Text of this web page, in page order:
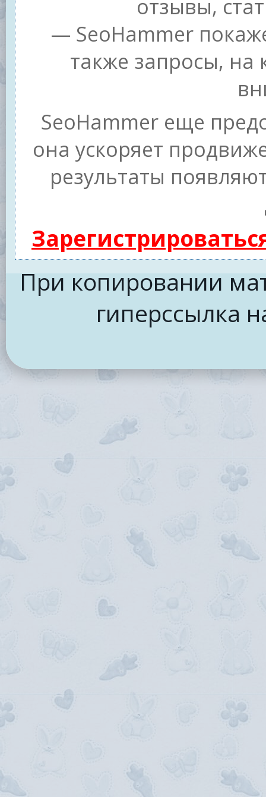
отзывы,
— SeoHammer
также запросы, на
SeoHammer еще
она ускоряет
результаты
При копировании
гиперссылка